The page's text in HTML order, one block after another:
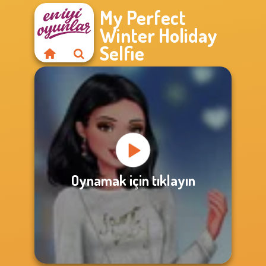
My Perfect
Winter Holiday
Selfie
Oynamak için tıklayın